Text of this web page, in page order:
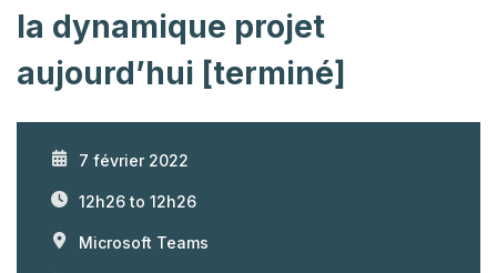
la dynamique projet
aujourd’hui [terminé]
7 février 2022
12h26 to 12h26
Microsoft Teams